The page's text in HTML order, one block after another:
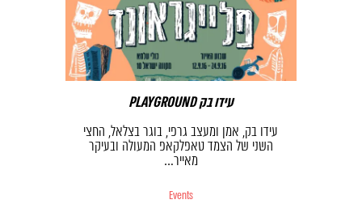
PLAYGROUND עידו בק
עידו בק, אמן ומעצב גרפי, בוגר בצלאל, החצי
השני של הצמד טאפלקאפ המעולה ובעיקר
מאייר…
Events